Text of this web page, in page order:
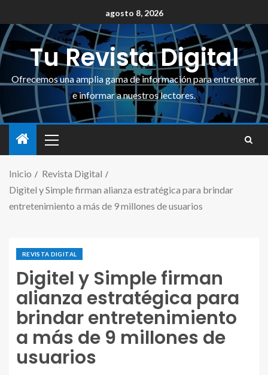
agosto 8, 2026
Tu Revista Digital
Ofrecemos una amplia gama de información para entretener
e informar a nuestros lectores.
Inicio
Revista Digital
Digitel y Simple firman alianza estratégica para brindar
entretenimiento a más de 9 millones de usuarios
REVISTA DIGITAL
Digitel y Simple firman
alianza estratégica para
brindar entretenimiento
a más de 9 millones de
usuarios